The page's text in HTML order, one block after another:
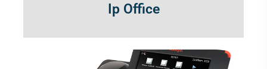
Ip Office